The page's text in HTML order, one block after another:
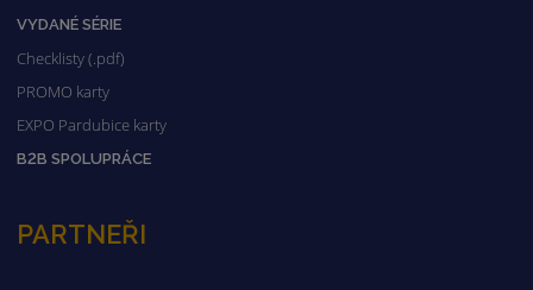
VYDANÉ SÉRIE
Checklisty (.pdf)
PROMO karty
EXPO Pardubice karty
B2B SPOLUPRÁCE
PARTNEŘI